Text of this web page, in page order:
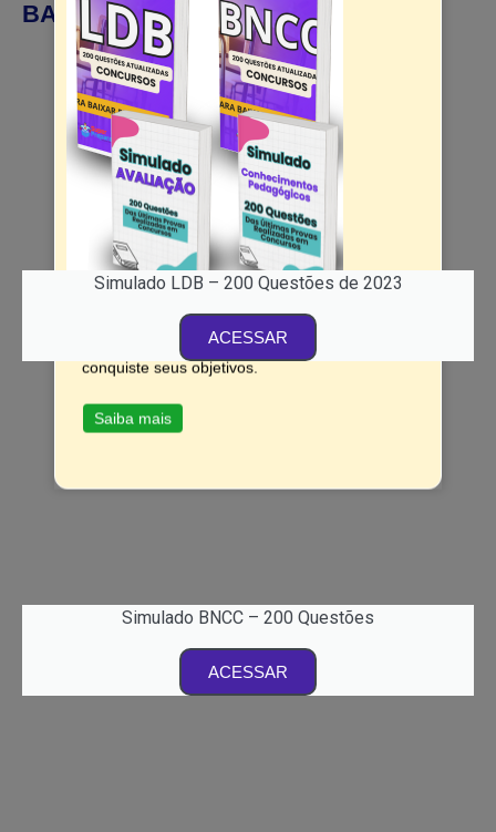
BAIXAR E ESTUDAR!
Simulado LDB – 200 Questões de 2023
ACESSAR
Simulado BNCC – 200 Questões
ACESSAR
Simulados Completos
Domine o conhecimento pedagógico e
conquiste seus objetivos.
Saiba mais